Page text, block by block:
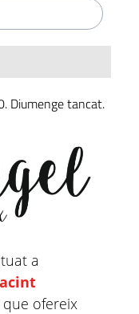
a
que ofereix
Diumenge tancat.